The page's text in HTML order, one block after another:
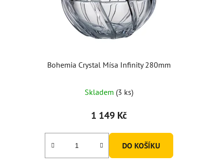
Bohemia Crystal Mísa Infinity 280mm
Skladem (3 ks)
1 149 Kč
DO KOŠÍKU